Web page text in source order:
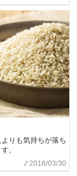
りも気持ちが落ち
。
2018/03/30